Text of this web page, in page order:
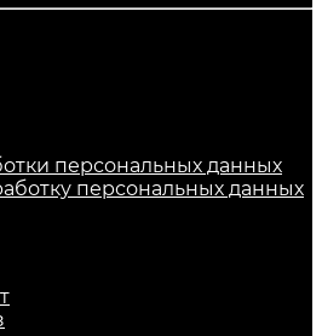
персональных данных
персональных данных